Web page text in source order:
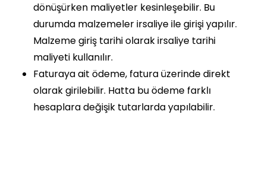
dönüşürken maliyetler kesinleşebilir. Bu
durumda malzemeler irsaliye ile girişi yapılır.
Malzeme giriş tarihi olarak irsaliye tarihi
maliyeti kullanılır.
Faturaya ait ödeme, fatura üzerinde direkt
olarak girilebilir. Hatta bu ödeme farklı
hesaplara değişik tutarlarda yapılabilir.